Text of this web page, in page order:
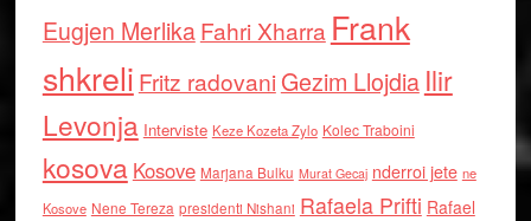
Eugjen MerlikaFahri Xharra Frank
shkreli Fritz radovaniGezim Llojdia Ilir
Levonja Interviste Keze Kozeta Zylo Kolec Traboini
kosova Kosove Marjana Bulku Murat Gecaj nderroi jete ne
Kosove Nene Tereza presidenti Nishani Rafaela Prifti Rafael